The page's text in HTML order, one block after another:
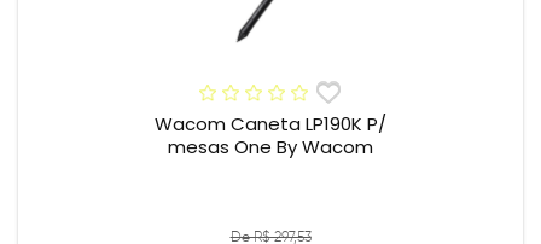
Wacom Caneta LP190K P/
mesas One By Wacom
De R$ 297,53